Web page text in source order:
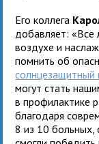
Его коллега
добавляет:
воздухе и
помнить об
солнцезащитный
могут стать
в профилактике
благодаря
8 из 10 больных,